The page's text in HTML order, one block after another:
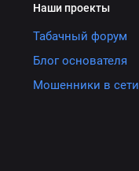
Наши проекты
Табачный форум
Блог основателя
Мошенники в сети